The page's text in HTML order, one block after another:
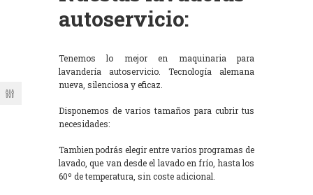
autoservicio:
Tenemos lo mejor en maquinaria para
lavandería autoservicio. Tecnología alemana
nueva, silenciosa y eficaz.
Disponemos de varios tamaños para cubrir tus
necesidades:
Tambien podrás elegir entre varios programas de
lavado, que van desde el lavado en frío, hasta los
60º de temperatura, sin coste adicional.